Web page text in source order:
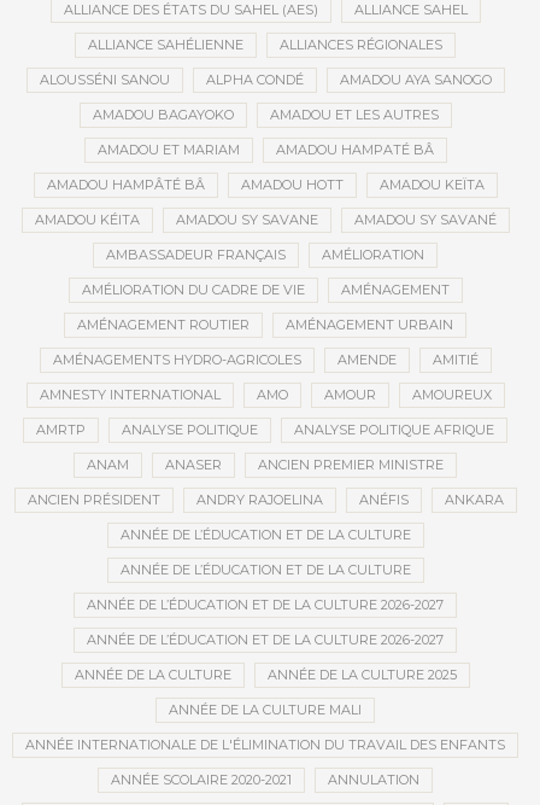
ALLIANCE DES ÉTATS DU SAHEL (AES) ALLIANCE SAHEL
ALLIANCE SAHÉLIENNE ALLIANCES RÉGIONALES
ALOUSSÉNI SANOU ALPHA CONDÉ AMADOU AYA SANOGO
AMADOU BAGAYOKO AMADOU ET LES AUTRES
AMADOU ET MARIAM AMADOU HAMPATÉ BÂ
AMADOU HAMPÂTÉ BÂ AMADOU HOTT AMADOU KEÏTA
AMADOU KÉITA AMADOU SY SAVANE AMADOU SY SAVANÉ
AMBASSADEUR FRANÇAIS AMÉLIORATION
AMÉLIORATION DU CADRE DE VIE AMÉNAGEMENT
AMÉNAGEMENT ROUTIER AMÉNAGEMENT URBAIN
AMÉNAGEMENTS HYDRO-AGRICOLES AMENDE AMITIÉ
AMNESTY INTERNATIONAL AMO AMOUR AMOUREUX
AMRTP ANALYSE POLITIQUE ANALYSE POLITIQUE AFRIQUE
ANAM ANASER ANCIEN PREMIER MINISTRE
ANCIEN PRÉSIDENT ANDRY RAJOELINA ANÉFIS ANKARA
ANNÉE DE L’ÉDUCATION ET DE LA CULTURE
ANNÉE DE L’ÉDUCATION ET DE LA CULTURE
ANNÉE DE L’ÉDUCATION ET DE LA CULTURE 2026-2027
ANNÉE DE L’ÉDUCATION ET DE LA CULTURE 2026-2027
ANNÉE DE LA CULTURE ANNÉE DE LA CULTURE 2025
ANNÉE DE LA CULTURE MALI
ANNÉE INTERNATIONALE DE L'ÉLIMINATION DU TRAVAIL DES ENFANTS
ANNÉE SCOLAIRE 2020-2021 ANNULATION